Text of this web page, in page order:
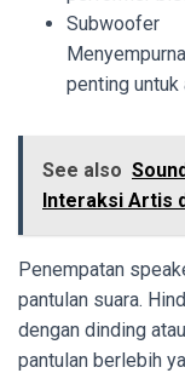
Subwoofer
penting untuk
See also
Interaksi Artis
Penempatan
pantulan suara.
dengan dinding
pantulan berlebih